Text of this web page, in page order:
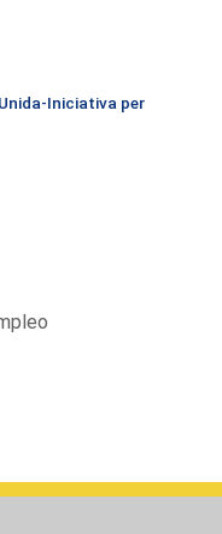
Iniciativa per